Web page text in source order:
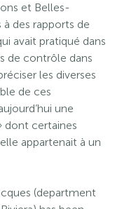
et Belles-
des rapports de
avait pratiqué dans
de contrôle dans
les diverses
de ces
une
dont certaines
appartenait à un
(department